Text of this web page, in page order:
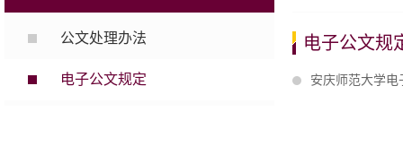
公文处理办法
电子公文规定
电子公文规
安庆师范大学